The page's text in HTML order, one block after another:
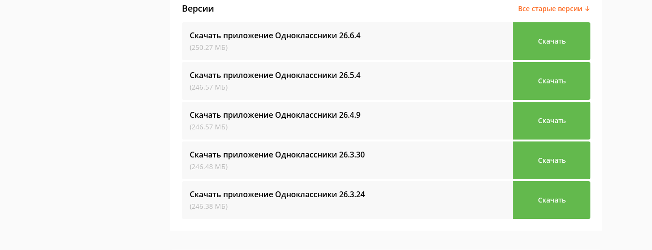
Версии Все старые версии ↓
Скачать приложение Одноклассники 26.6.4
(250.27 МБ)
Скачать
Скачать приложение Одноклассники 26.5.4
(246.57 МБ)
Скачать
Скачать приложение Одноклассники 26.4.9
(246.57 МБ)
Скачать
Скачать приложение Одноклассники 26.3.30
(246.48 МБ)
Скачать
Скачать приложение Одноклассники 26.3.24
(246.38 МБ)
Скачать